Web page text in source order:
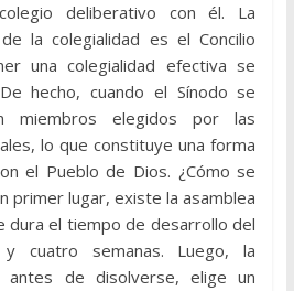
deliberativo con él. La
la colegialidad es el Concilio
una colegialidad efectiva se
hecho, cuando el Sínodo se
miembros elegidos por las
lo que constituye una forma
el Pueblo de Dios. ¿Cómo se
primer lugar, existe la asamblea
dura el tiempo de desarrollo del
cuatro semanas. Luego, la
antes de disolverse, elige un